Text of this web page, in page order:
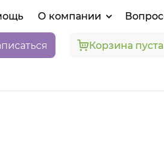
О компании
Корзина пуста